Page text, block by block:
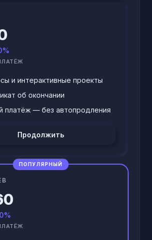
и интерактивные проекты
об окончании
платёж — без автопродления
Продолжить
ПОПУЛЯРНЫЙ